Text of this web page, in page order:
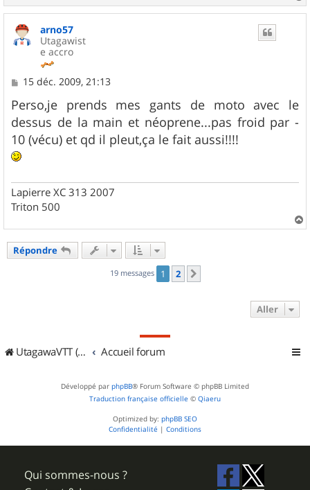
a
arno57
Utagawist
e accro
M
s
s
a
g
e
15 déc. 2009, 21:13
Perso,je prends mes gants de moto avec le
dessus de la main et néoprene...pas froid par -
10 (vécu) et qd il pleut,ça le fait aussi!!!!
Lapierre XC 313 2007
Triton 500
a
Répondre
19 messages 1 2
Aller
UtagawaVTT (Randos VTT et VTTAE avec traces GPS) Accueil forum
Développé par phpBB® Forum Software © phpBB Limited
Traduction française officielle © Qiaeru
Optimized by: phpBB SEO
Confidentialité | Conditions
Qui sommes-nous ?